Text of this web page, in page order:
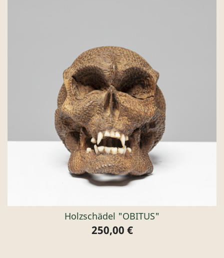
Holzschädel "OBITUS"
Preis
250,00 €